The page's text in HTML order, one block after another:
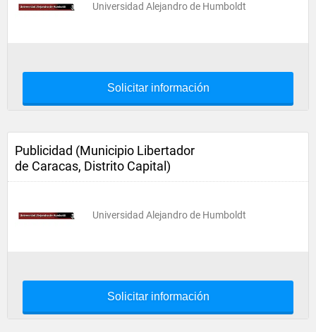
Universidad Alejandro de Humboldt
Solicitar información
Publicidad (Municipio Libertador
de Caracas, Distrito Capital)
Universidad Alejandro de Humboldt
Solicitar información